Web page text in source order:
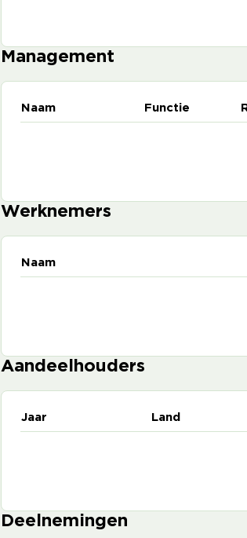
Management
Naam Functie
Werknemers
Naam
Aandeelhouders
Jaar Land
Deelnemingen